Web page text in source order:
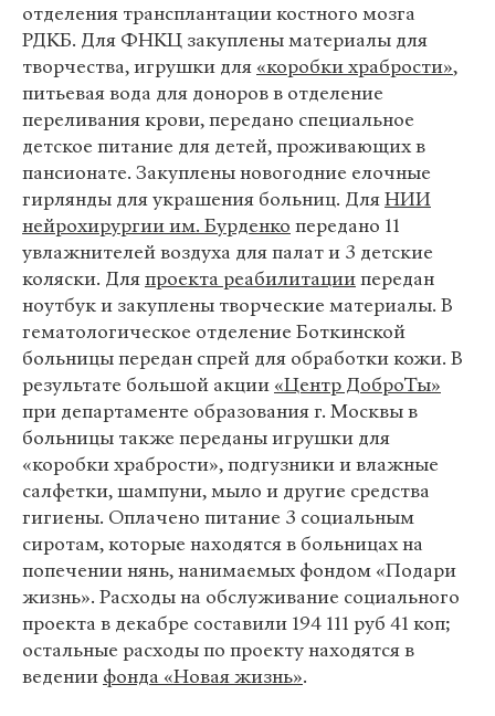
отделения трансплантации костного мозга
РДКБ. Для ФНКЦ закуплены материалы для
творчества, игрушки для «коробки храбрости»,
питьевая вода для доноров в отделение
переливания крови, передано специальное
детское питание для детей, проживающих в
пансионате. Закуплены новогодние елочные
гирлянды для украшения больниц. ДляНИИ
нейрохирургии им. Бурденко передано 11
увлажнителей воздуха для палат и 3 детские
коляски. Дляпроекта реабилитациипередан
ноутбук и закуплены творческие материалы. В
гематологическое отделение Боткинской
больницы передан спрей для обработки кожи. В
результате большой акции «Центр ДоброТы»
при департаменте образования г. Москвы в
больницы также переданы игрушки для
«коробки храбрости», подгузники и влажные
салфетки, шампуни, мыло и другие средства
гигиены. Оплачено питание 3 социальным
сиротам, которые находятся в больницах на
попечении нянь, нанимаемых фондом «Подари
жизнь». Расходы на обслуживание социального
проекта в декабре составили 194 111 руб 41 коп;
остальные расходы по проекту находятся в
ведении фонда «Новая жизнь».